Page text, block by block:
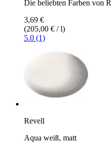
Die beliebten Farben von
3,69 €
(205,00 € / l)
5.0 (1)
Revell
Aqua weiß, matt